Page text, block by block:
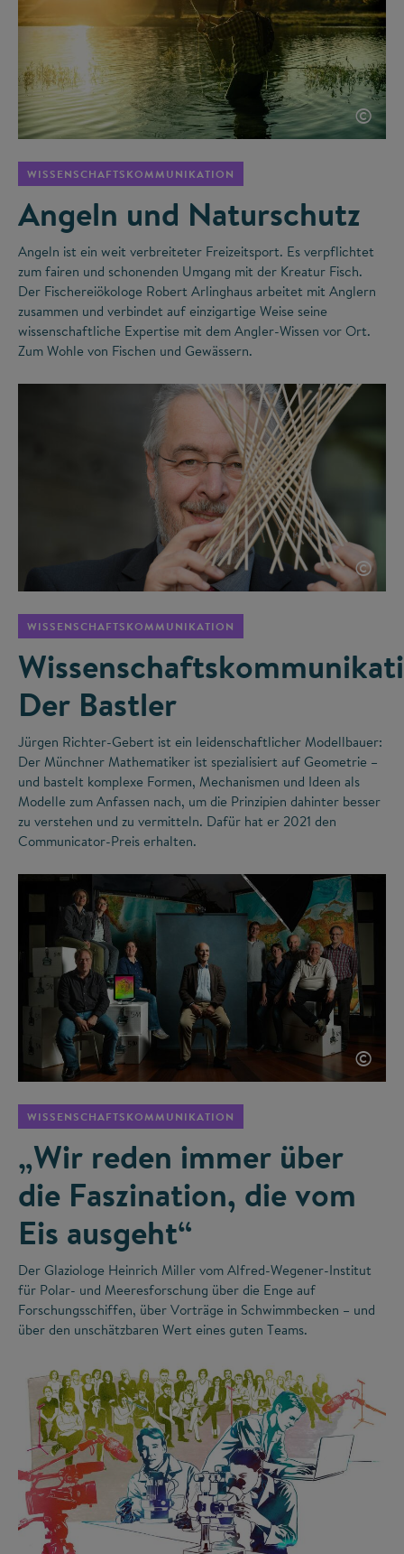
©
WISSENSCHAFTSKOMMUNIKATION
Angeln und Naturschutz
Angeln ist ein weit verbreiteter Freizeitsport. Es verpflichtet
zum fairen und schonenden Umgang mit der Kreatur Fisch.
Der Fischereiökologe Robert Arlinghaus arbeitet mit Anglern
zusammen und verbindet auf einzigartige Weise seine
wissenschaftliche Expertise mit dem Angler-Wissen vor Ort.
Zum Wohle von Fischen und Gewässern.
©
WISSENSCHAFTSKOMMUNIKATION
Der Bastler
Jürgen Richter-Gebert ist ein leidenschaftlicher Modellbauer:
Der Münchner Mathematiker ist spezialisiert auf Geometrie –
und bastelt komplexe Formen, Mechanismen und Ideen als
Modelle zum Anfassen nach, um die Prinzipien dahinter besser
zu verstehen und zu vermitteln. Dafür hat er 2021 den
Communicator-Preis erhalten.
©
WISSENSCHAFTSKOMMUNIKATION
„Wir reden immer über
die Faszination, die vom
Eis ausgeht“
Der Glaziologe Heinrich Miller vom Alfred-Wegener-Institut
für Polar- und Meeresforschung über die Enge auf
Forschungsschiffen, über Vorträge in Schwimmbecken – und
über den unschätzbaren Wert eines guten Teams.